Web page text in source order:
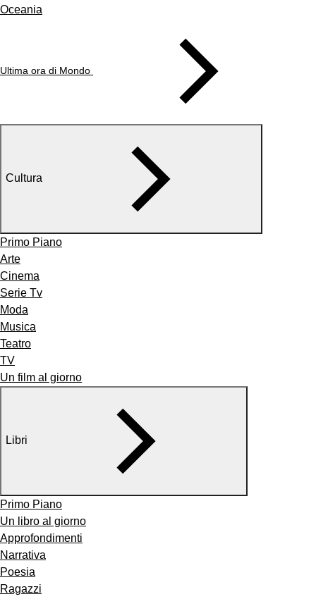
Oceania
Ultima ora di Mondo
Cultura
Primo Piano
Arte
Cinema
Serie Tv
Moda
Musica
Teatro
TV
Un film al giorno
Libri
Primo Piano
Un libro al giorno
Approfondimenti
Narrativa
Poesia
Ragazzi